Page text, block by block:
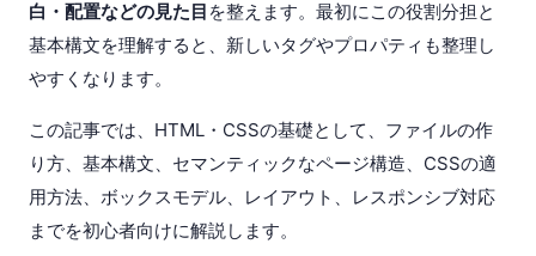
白・配置などの見た目 を整えます。最初にこの役割分担と
基本構文を理解すると、新しいタグやプロパティも整理し
やすくなります。
この記事では、HTML・CSSの基礎として、ファイルの作
り方、基本構文、セマンティックなページ構造、CSSの適
用方法、ボックスモデル、レイアウト、レスポンシブ対応
までを初心者向けに解説します。